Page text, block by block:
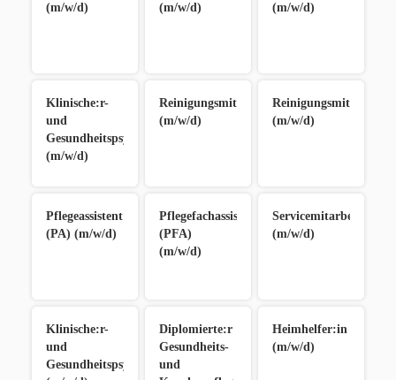
(m/w/d)
(m/w/d)
(m/w/d)
Klinische:r-
und
Gesundheitspsycholog:in
(m/w/d)
Reinigungsmitarbeiter:in
(m/w/d)
(m/w/d)
Pflegeassistent:in
(PA) (m/w/d)
Pflegefachassistent:in
(PFA)
(m/w/d)
Servicemitarbeiter:in
(m/w/d)
Klinische:r-
und
Gesundheitspsycholog:in
Diplomierte:r
Gesundheits-
und
Heimhelfer:in
(m/w/d)